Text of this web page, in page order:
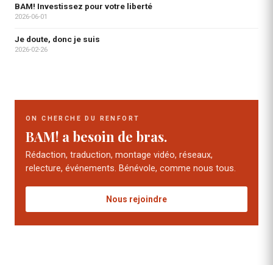
BAM! Investissez pour votre liberté
2026-06-01
Je doute, donc je suis
2026-02-26
ON CHERCHE DU RENFORT
BAM! a besoin de bras.
Rédaction, traduction, montage vidéo, réseaux,
relecture, événements. Bénévole, comme nous tous.
Nous rejoindre